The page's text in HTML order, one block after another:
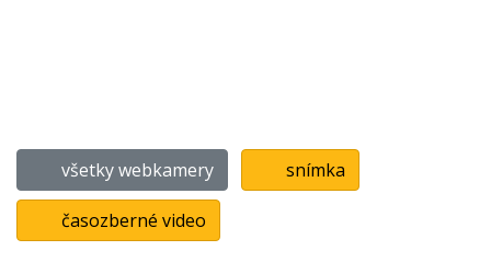
všetky webkamery snímka
časozberné video